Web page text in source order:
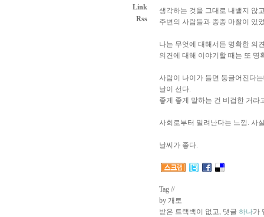
Link
Rss
생각하는 것을 그대로 내뱉지 않
주변의 사람들과 종종 마찰이 있
나는 무엇에 대해서든 명확한 의
의견에 대해 이야기할 때는 또 명
사람이 나이가 들면 둥글어진다
날이 선다.
좋게 좋게 말하는 건 비겁한 거라
사회로부터 밀려난다는 느낌. 사
날씨가 좋다.
Tag //
by 개토
받은 트랙백이 없고, 댓글 하나가